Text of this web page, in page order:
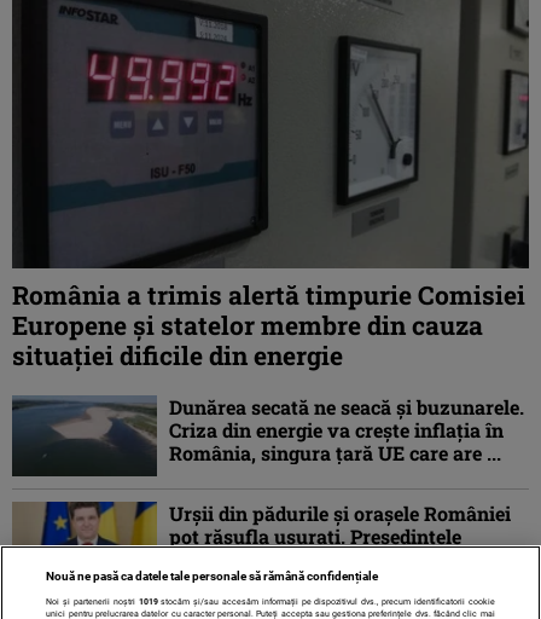
România a trimis alertă timpurie Comisiei
Europene și statelor membre din cauza
situației dificile din energie
Dunărea secată ne seacă și buzunarele.
Criza din energie va crește inflația în
România, singura țară UE care are ...
Urșii din pădurile și orașele României
pot răsufla ușurați. Președintele
proiectul ...
Nouă ne pasă ca datele tale personale să rămână confidențiale
Noi și partenerii noștri 1019stocăm și/sau accesăm informații pe dispozitivul dvs., precum identificatorii cookie
unici pentru prelucrarea datelor cu caracter personal. Puteți accepta sau gestiona preferințele dvs. făcând clic mai